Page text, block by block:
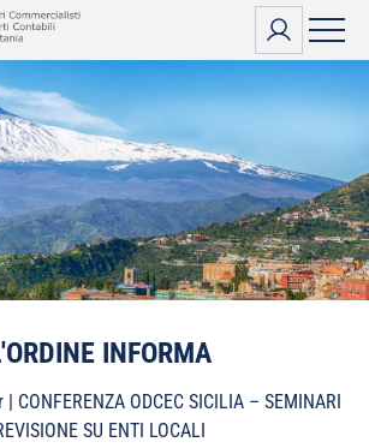
INFORMA
| CONFERENZA ODCEC SICILIA – SEMINARI
SU ENTI LOCALI